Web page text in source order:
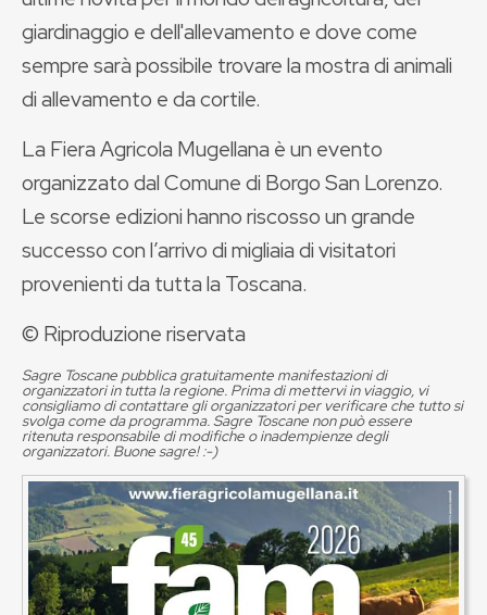
giardinaggio e dell'allevamento e dove come
sempre sarà possibile trovare la mostra di animali
di allevamento e da cortile.
La Fiera Agricola Mugellana è un evento
organizzato dal Comune di Borgo San Lorenzo.
Le scorse edizioni hanno riscosso un grande
successo con l’arrivo di migliaia di visitatori
provenienti da tutta la Toscana.
© Riproduzione riservata
Sagre Toscane pubblica gratuitamente manifestazioni di
organizzatori in tutta la regione. Prima di mettervi in viaggio, vi
consigliamo di contattare gli organizzatori per verificare che tutto si
svolga come da programma. Sagre Toscane non può essere
ritenuta responsabile di modifiche o inadempienze degli
organizzatori. Buone sagre! :-)